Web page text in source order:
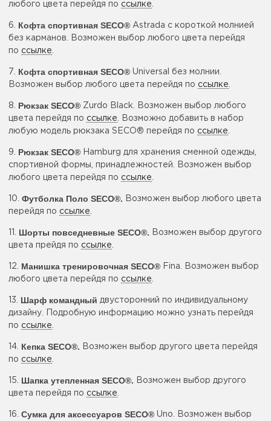
любого цвета перейдя по ссылке
6. Кофта спортивная SECO® Astrada с короткой молнией
без карманов. Возможен выбор любого цвета перейдя
по ссылке
7. Кофта спортивная SECO® Universal без молнии.
Возможен выбор любого цвета перейдя по ссылке
8. Рюкзак SECO® Zurdo Black. Возможен выбор любого
цвета перейдя по ссылке . Возможно добавить в набор
любую модель рюкзака SECO® перейдя по ссылке
9. Рюкзак SECO® Hamburg для хранения сменной одежды,
спортивной формы, принадлежностей. Возможен выбор
любого цвета перейдя по ссылке
10. Футболка Поло SECO®.
Возможен выбор любого цвета
перейдя по ссылке
Шорты повседневные SECO®.
Возможен выбор другого
цвета прейдя по ссылке
12. Манишка тренировочная SECO® Fina. Возможен выбор
любого цвета перейдя по ссылке
13. Шарф командный двусторонний по индивидуальному
дизайну. Подробную информацию можно узнать перейдя
по ссылке
14. Кепка SECO®. Возможен выбор другого цвета перейдя
по ссылке
15. Шапка утепленная SECO®. Возможен выбор другого
цвета перейдя по ссылке
16. Сумка для аксессуаров SECO® Uno. Возможен выбор